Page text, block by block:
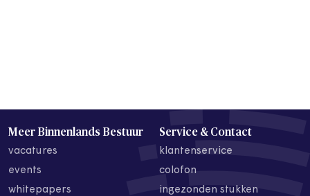
Meer Binnenlands Bestuur
vacatures
events
whitepapers
Service & Contact
klantenservice
colofon
ingezonden stukken